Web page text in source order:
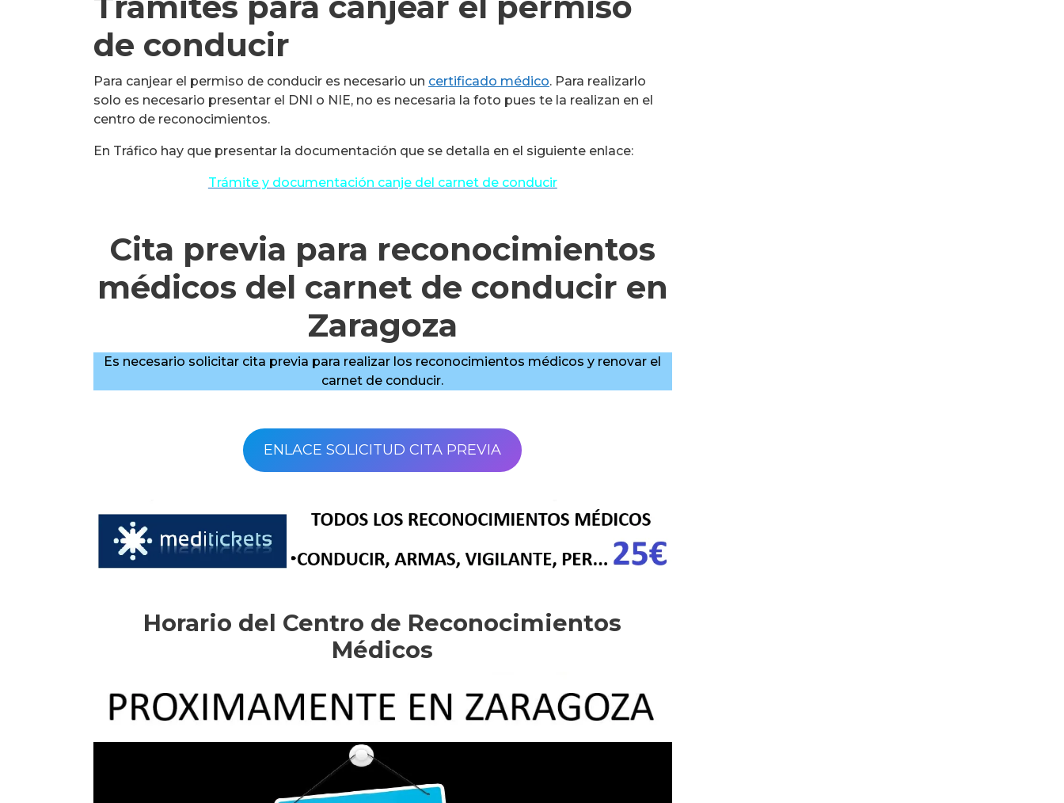
de conducir
Para canjear el permiso de conducir es necesario un certificado médico. Para realizarlo
solo es necesario presentar el DNI o NIE, no es necesaria la foto pues te la realizan en el
centro de reconocimientos.
En Tráfico hay que presentar la documentación que se detalla en el siguiente enlace:
Trámite y documentación canje del carnet de conducir
Cita previa para reconocimientos
médicos del carnet de conducir en
Zaragoza
Es necesario solicitar cita previa para realizar los reconocimientos médicos y renovar el
carnet de conducir.
ENLACE SOLICITUD CITA PREVIA
Horario del Centro de Reconocimientos
Médicos